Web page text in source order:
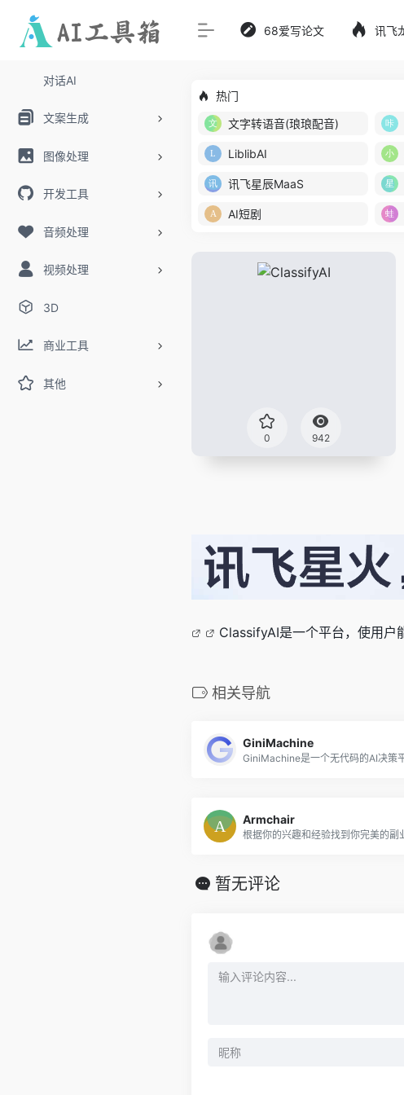
对话AI
文案生成
图像处理
开发工具
音频处理
视频处理
3D
商业工具
其他
68爱写论文 讯飞
热门
文字转语音(琅琅配音)
LiblibAI
讯飞星辰MaaS
AI短剧
0 942
ClassifyAI是一个平台，使用户
相关导航
GiniMachine
Armchair
根据你的兴趣和经验找到你完美的副
暂无评论